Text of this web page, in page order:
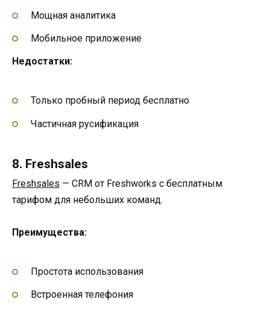
Мощная аналитика
Мобильное приложение
Недостатки:
Только пробный период бесплатно
Частичная русификация
8. Freshsales
Freshsales — CRM от Freshworks с бесплатным
тарифом для небольших команд.
Преимущества:
Простота использования
Встроенная телефония